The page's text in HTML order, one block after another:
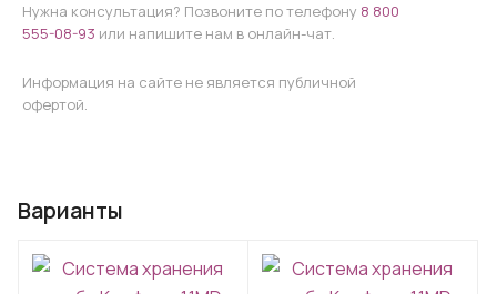
Нужна консультация? Позвоните по телефону 8 800
555-08-93 или напишите нам в онлайн-чат.
Информация на сайте не является публичной
офертой.
Варианты